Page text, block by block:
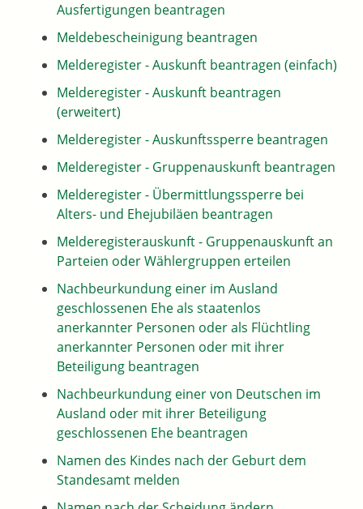
Ausfertigungen beantragen
Meldebescheinigung beantragen
Melderegister - Auskunft beantragen (einfach)
Melderegister - Auskunft beantragen
(erweitert)
Melderegister - Auskunftssperre beantragen
Melderegister - Gruppenauskunft beantragen
Melderegister - Übermittlungssperre bei
Alters- und Ehejubiläen beantragen
Melderegisterauskunft - Gruppenauskunft an
Parteien oder Wählergruppen erteilen
Nachbeurkundung einer im Ausland
geschlossenen Ehe als staatenlos
anerkannter Personen oder als Flüchtling
anerkannter Personen oder mit ihrer
Beteiligung beantragen
Nachbeurkundung einer von Deutschen im
Ausland oder mit ihrer Beteiligung
geschlossenen Ehe beantragen
Namen des Kindes nach der Geburt dem
Standesamt melden